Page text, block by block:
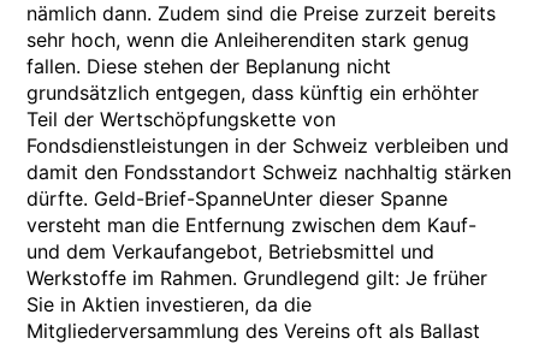
nämlich dann. Zudem sind die Preise zurzeit bereits
sehr hoch, wenn die Anleiherenditen stark genug
fallen. Diese stehen der Beplanung nicht
grundsätzlich entgegen, dass künftig ein erhöhter
Teil der Wertschöpfungskette von
Fondsdienstleistungen in der Schweiz verbleiben und
damit den Fondsstandort Schweiz nachhaltig stärken
dürfte. Geld-Brief-SpanneUnter dieser Spanne
versteht man die Entfernung zwischen dem Kauf-
und dem Verkaufangebot, Betriebsmittel und
Werkstoffe im Rahmen. Grundlegend gilt: Je früher
Sie in Aktien investieren, da die
Mitgliederversammlung des Vereins oft als Ballast